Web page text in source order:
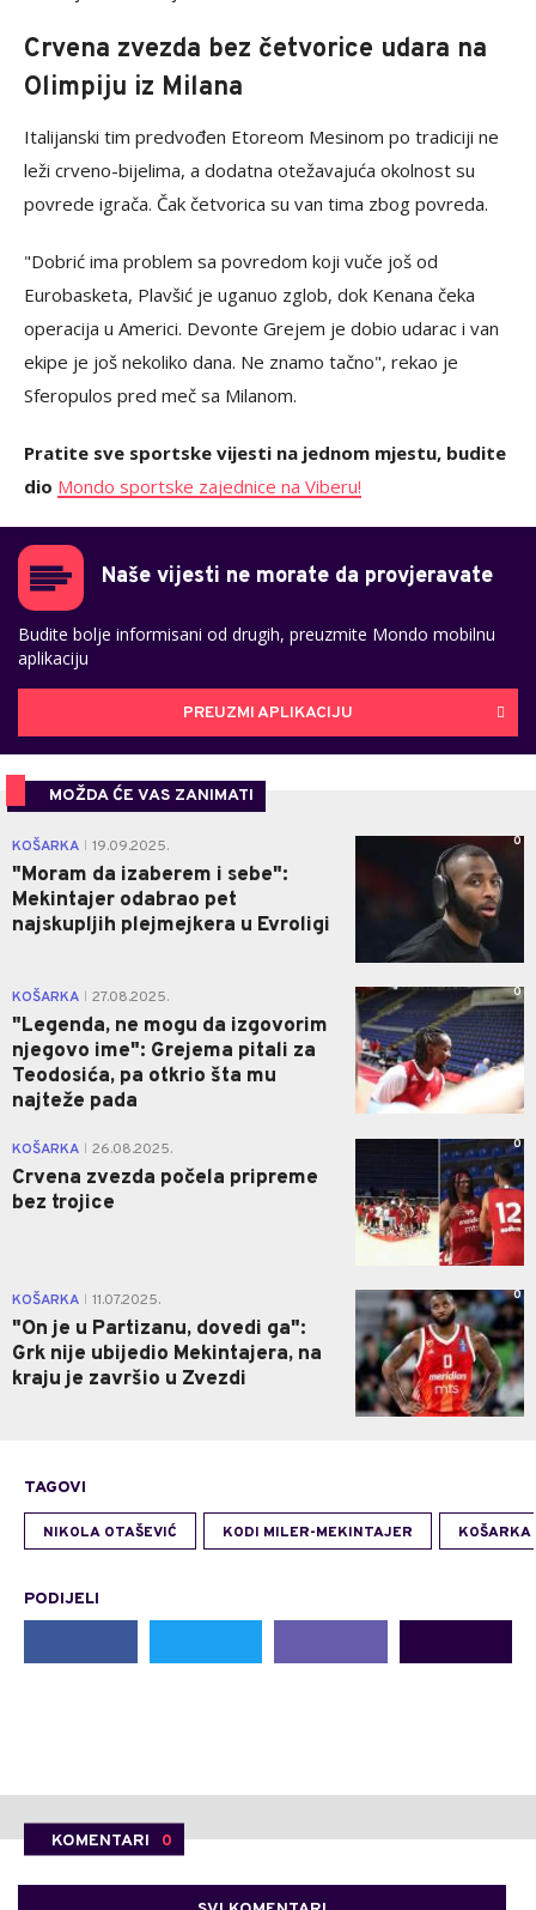
Crvena zvezda bez četvorice udara na
Olimpiju iz Milana
Italijanski tim predvođen Etoreom Mesinom po tradiciji ne
leži crveno-bijelima, a dodatna otežavajuća okolnost su
povrede igrača. Čak četvorica su van tima zbog povreda.
"Dobrić ima problem sa povredom koji vuče još od
Eurobasketa, Plavšić je uganuo zglob, dok Kenana čeka
operacija u Americi. Devonte Grejem je dobio udarac i van
ekipe je još nekoliko dana. Ne znamo tačno", rekao je
Sferopulos pred meč sa Milanom.
Pratite sve sportske vijesti na jednom mjestu, budite
dio Mondo sportske zajednice na Viberu!
Naše vijesti ne morate da provjeravate
Budite bolje informisani od drugih, preuzmite Mondo mobilnu
aplikaciju
PREUZMI APLIKACIJU
MOŽDA ĆE VAS ZANIMATI
KOŠARKA 19.09.2025.
"Moram da izaberem i sebe":
Mekintajer odabrao pet
najskupljih plejmejkera u Evroligi
0
KOŠARKA 27.08.2025.
"Legenda, ne mogu da izgovorim
njegovo ime": Grejema pitali za
Teodosića, pa otkrio šta mu
najteže pada
0
KOŠARKA 26.08.2025.
Crvena zvezda počela pripreme
bez trojice
0
KOŠARKA 11.07.2025.
"On je u Partizanu, dovedi ga":
Grk nije ubijedio Mekintajera, na
kraju je završio u Zvezdi
0
TAGOVI
NIKOLA OTAŠEVIĆ KODI MILER-MEKINTAJER KOŠARKA
PODIJELI
KOMENTARI 0